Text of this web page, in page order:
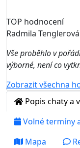
TOP hodnocení
Radmila Tenglerová
Vše proběhlo v
výborné, není co
Zobrazit všechna
Popis chaty a
Volné termíny
Mapa